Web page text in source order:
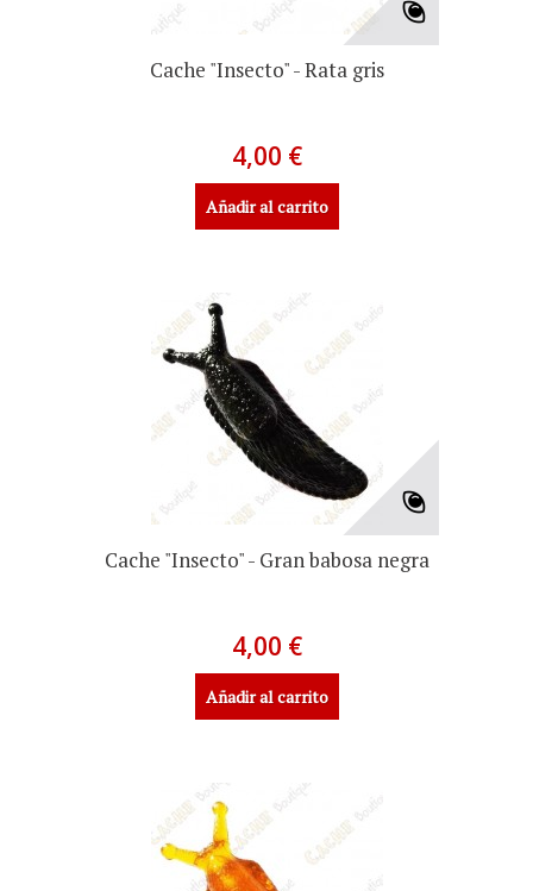
Cache "Insecto" - Rata gris
4,00 €
Añadir al carrito
Cache "Insecto" - Gran babosa negra
4,00 €
Añadir al carrito